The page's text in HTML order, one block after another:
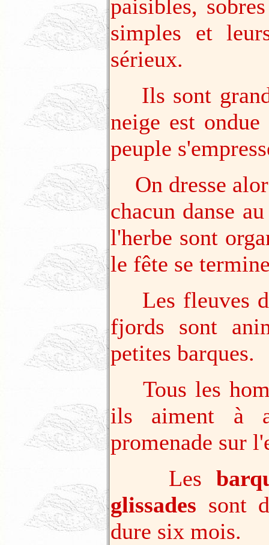
paisibles,
simples et
sérieux.
Ils sont
neige est
peuple
On dresse
chacun danse
l'herbe sont
le fête se
Les fleuves
fjords sont
petites barques.
Tous les
ils aiment à
promenade sur
Les
glissades sont
dure six mois.